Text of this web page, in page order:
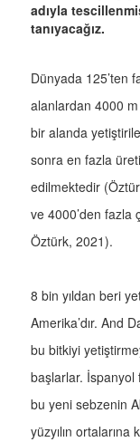
adıyla
tanıyacağız.
Dünyada 125’ten
alanlardan 4000
bir alanda
sonra en fazla
edilmektedir
ve 4000’den fazla
Öztürk, 2021).
8 bin yıldan beri
Amerika’dır. And
bu bitkiyi
başlarlar. İspanyol
bu yeni sebzenin
yüzyılın